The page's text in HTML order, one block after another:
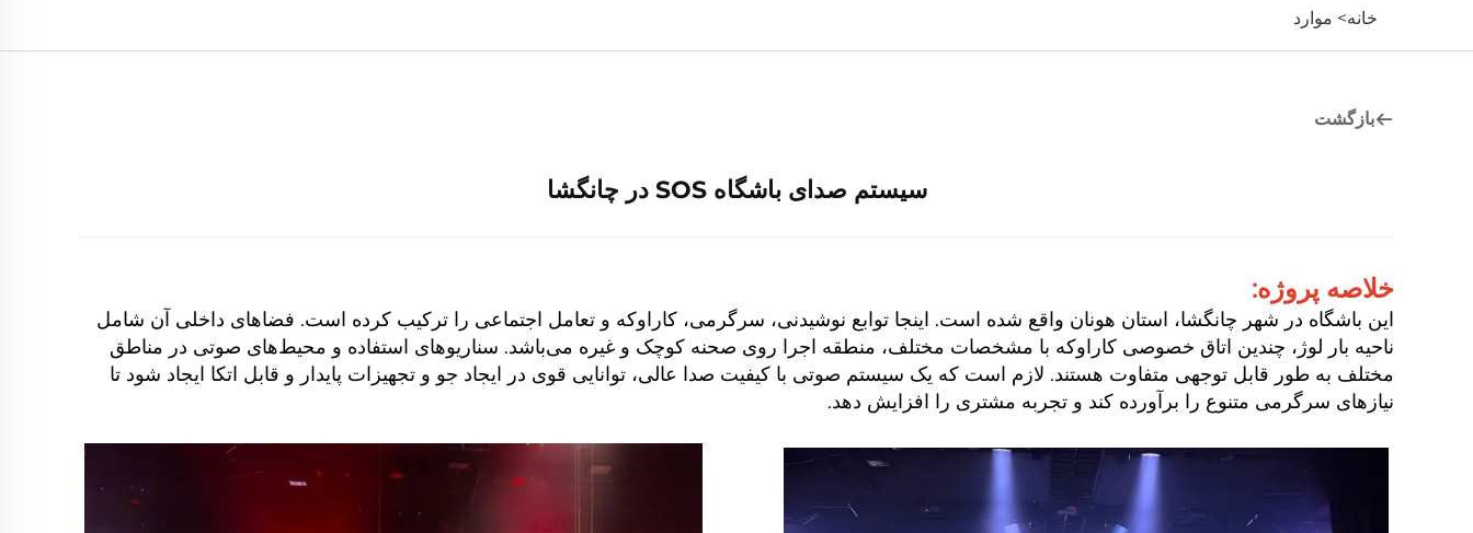
خانه> موارد
بازگشت
سیستم صدای باشگاه SOS در چانگشا
خلاصه پروژه:
این باشگاه در شهر چانگشا، استان هونان واقع شده است. اینجا توابع نوشیدنی، سرگرمی، کاراوکه و تعامل اجتماعی را ترکیب کرده است. فضاهای داخلی آن شامل
ناحیه بار لوژ، چندین اتاق خصوصی کاراوکه با مشخصات مختلف، منطقه اجرا روی صحنه کوچک و غیره می‌باشد. سناریوهای استفاده و محیط‌های صوتی در مناطق
مختلف به طور قابل توجهی متفاوت هستند. لازم است که یک سیستم صوتی با کیفیت صدا عالی، توانایی قوی در ایجاد جو و تجهیزات پایدار و قابل اتکا ایجاد شود تا
نیازهای سرگرمی متنوع را برآورده کند و تجربه مشتری را افزایش دهد.